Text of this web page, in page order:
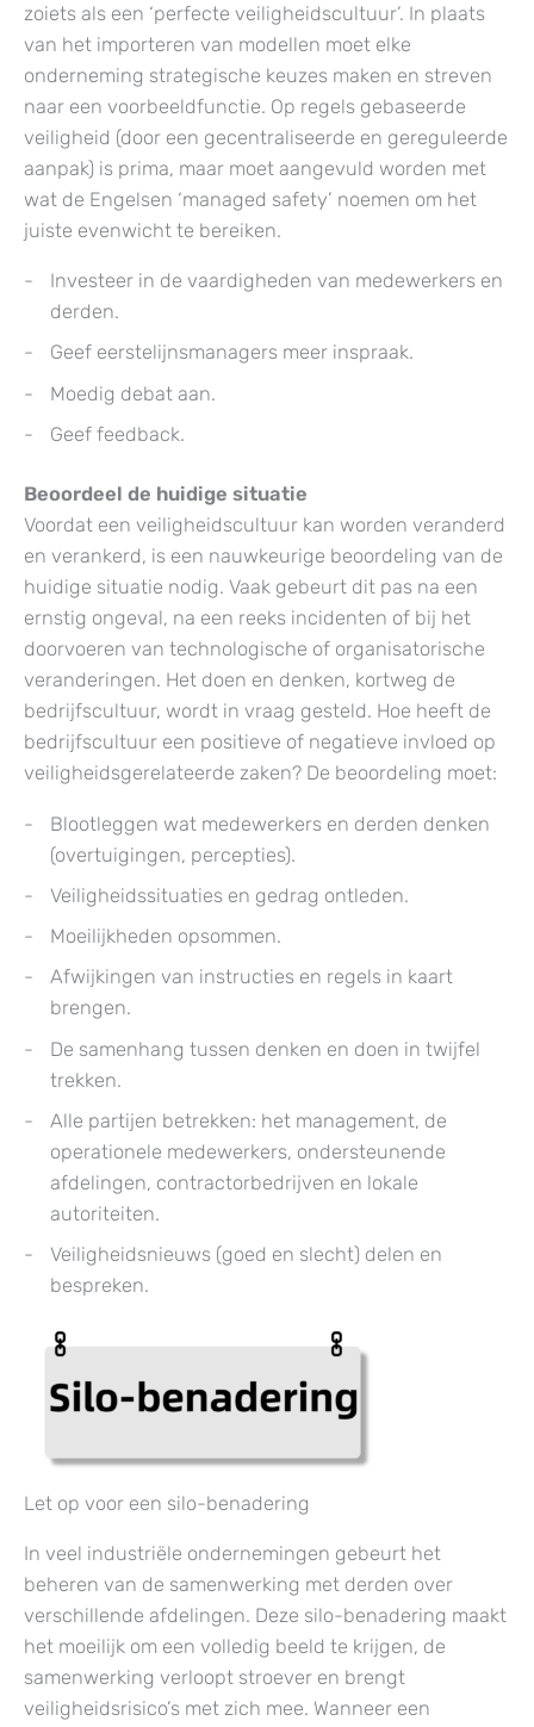
zoiets als een ‘perfecte veiligheidscultuur’. In plaats
van het importeren van modellen moet elke
onderneming strategische keuzes maken en streven
naar een voorbeeldfunctie. Op regels gebaseerde
veiligheid (door een gecentraliseerde en gereguleerde
aanpak) is prima, maar moet aangevuld worden met
wat de Engelsen ‘managed safety’ noemen om het
juiste evenwicht te bereiken.
Investeer in de vaardigheden van medewerkers en
derden.
Geef eerstelijnsmanagers meer inspraak.
Moedig debat aan.
Geef feedback.
Beoordeel de huidige situatie
Voordat een veiligheidscultuur kan worden veranderd
en verankerd, is een nauwkeurige beoordeling van de
huidige situatie nodig. Vaak gebeurt dit pas na een
ernstig ongeval, na een reeks incidenten of bij het
doorvoeren van technologische of organisatorische
veranderingen. Het doen en denken, kortweg de
bedrijfscultuur, wordt in vraag gesteld. Hoe heeft de
bedrijfscultuur een positieve of negatieve invloed op
veiligheidsgerelateerde zaken? De beoordeling moet:
Blootleggen wat medewerkers en derden denken
(overtuigingen, percepties).
Veiligheidssituaties en gedrag ontleden.
Moeilijkheden opsommen.
Afwijkingen van instructies en regels in kaart
brengen.
De samenhang tussen denken en doen in twijfel
trekken.
Alle partijen betrekken: het management, de
operationele medewerkers, ondersteunende
afdelingen, contractorbedrijven en lokale
autoriteiten.
Veiligheidsnieuws (goed en slecht) delen en
bespreken.
Let op voor een silo-benadering
In veel industriële ondernemingen gebeurt het
beheren van de samenwerking met derden over
verschillende afdelingen. Deze silo-benadering maakt
het moeilijk om een volledig beeld te krijgen, de
samenwerking verloopt stroever en brengt
veiligheidsrisico’s met zich mee. Wanneer een